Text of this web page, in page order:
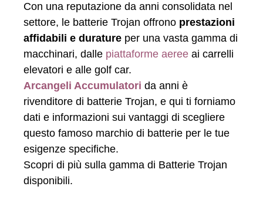
Con una reputazione da anni consolidata nel
settore, le batterie Trojan offrono prestazioni
affidabili e durature per una vasta gamma di
macchinari, dalle piattaforme aeree ai carrelli
elevatori e alle golf car.
Arcangeli Accumulatori da anni è
rivenditore di batterie Trojan, e qui ti forniamo
dati e informazioni sui vantaggi di scegliere
questo famoso marchio di batterie per le tue
esigenze specifiche.
Scopri di più sulla gamma di Batterie Trojan
disponibili.